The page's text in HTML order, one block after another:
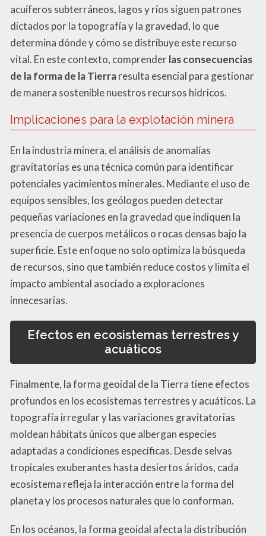
acuíferos subterráneos, lagos y ríos siguen patrones
dictados por la topografía y la gravedad, lo que
determina dónde y cómo se distribuye este recurso
vital. En este contexto, comprenderlas consecuencias
de la forma de la Tierraresulta esencial para gestionar
de manera sostenible nuestros recursos hídricos.
Implicaciones para la explotación minera
En la industria minera, el análisis de anomalías
gravitatorias es una técnica común para identificar
potenciales yacimientos minerales. Mediante el uso de
equipos sensibles, los geólogos pueden detectar
pequeñas variaciones en la gravedad que indiquen la
presencia de cuerpos metálicos o rocas densas bajo la
superficie. Este enfoque no solo optimiza la búsqueda
de recursos, sino que también reduce costos y limita el
impacto ambiental asociado a exploraciones
innecesarias.
Efectos en ecosistemas terrestres y
acuáticos
Finalmente, la forma geoidal de la Tierra tiene efectos
profundos en los ecosistemas terrestres y acuáticos. La
topografía irregular y las variaciones gravitatorias
moldean hábitats únicos que albergan especies
adaptadas a condiciones específicas. Desde selvas
tropicales exuberantes hasta desiertos áridos, cada
ecosistema refleja la interacción entre la forma del
planeta y los procesos naturales que lo conforman.
En los océanos, la forma geoidal afecta la distribución